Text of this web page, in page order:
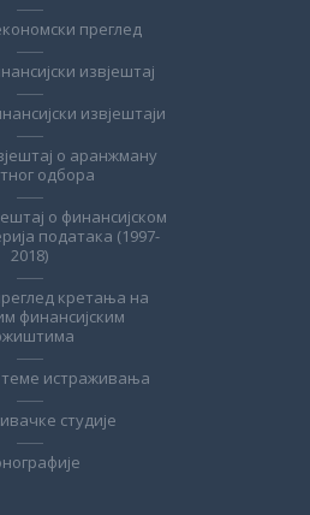
преглед
извјештај
извјештаји
о аранжману
одбора
о финансијском
података (1997-
2018)
кретања на
финансијским
теме истраживања
студије